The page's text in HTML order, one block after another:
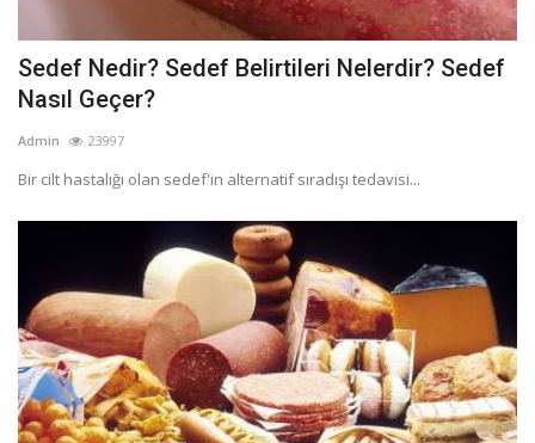
Sedef Nedir? Sedef Belirtileri Nelerdir? Sedef
Nasıl Geçer?
Admin 23997
Bir cilt hastalığı olan sedef'in alternatif sıradışı tedavisi...